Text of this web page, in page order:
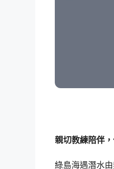
親切教練陪伴
綠島海遇潛水